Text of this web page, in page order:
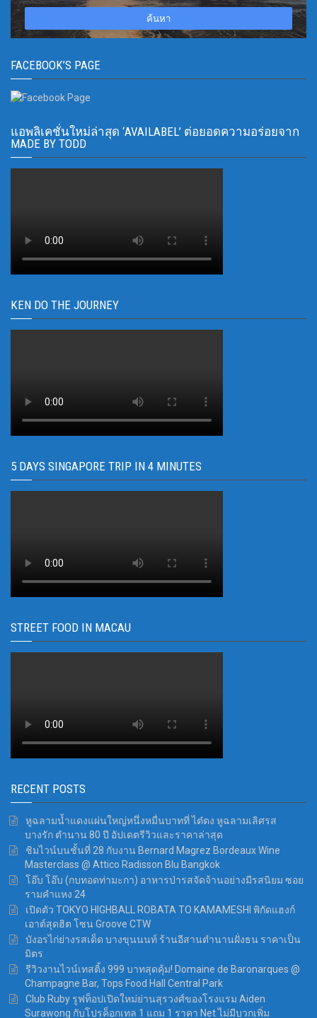
FACEBOOK’S PAGE
แอพลิเคชั่นใหม่ล่าสุด ‘AVAILABEL’ ต่อยอดความอร่อยจาก
MADE BY TODD
KEN DO THE JOURNEY
5 DAYS SINGAPORE TRIP IN 4 MINUTES
STREET FOOD IN MACAU
RECENT POSTS
หูฉลามน้ำแดงแผ่นใหญ่หนึ่งหมื่นบาทที่ ไต๋ตง หูฉลามเลิศรส
บางรัก ตำนาน 80 ปี อัปเดตรีวิวและราคาล่าสุด
ชิมไวน์บนชั้นที่ 28 กับงาน Bernard Magrez Bordeaux Wine
Masterclass @ Attico Radisson Blu Bangkok
โอ๊บ โอ๊บ (กบทอดท่ามะกา) อาหารป่ารสจัดจ้านอย่างมีรสนิยม ซอย
รามคำแหง 24
เปิดตัว TOKYO HIGHBALL ROBATA TO KAMAMESHI พิกัดแฮงก์
เอาต์สุดฮิต โซน Groove CTW
บังอรไก่ย่างรสเด็ด บางขุนนนท์ ร้านอีสานตำนานฝั่งธน ราคาเป็น
มิตร
รีวิวงานไวน์เทสติ้ง 999 บาทสุดคุ้ม! Domaine de Baronarques @
Champagne Bar, Tops Food Hall Central Park
Club Ruby รูฟท็อปเปิดใหม่ย่านสุรวงศ์ของโรงแรม Aiden
Surawong กับโปรค็อกเทล 1 แถม 1 ราคา Net ไม่มีบวกเพิ่ม